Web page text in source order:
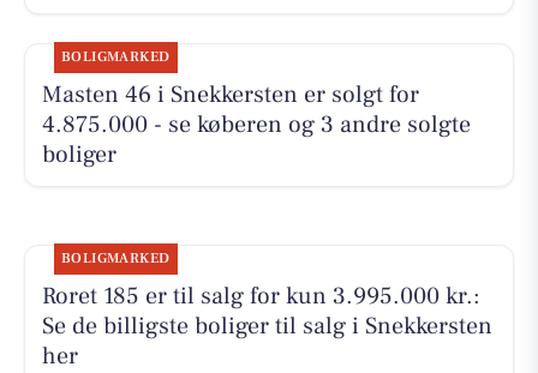
BOLIGMARKED
Masten 46 i Snekkersten er solgt for
4.875.000 - se køberen og 3 andre solgte
boliger
BOLIGMARKED
Roret 185 er til salg for kun 3.995.000 kr.:
Se de billigste boliger til salg i Snekkersten
her